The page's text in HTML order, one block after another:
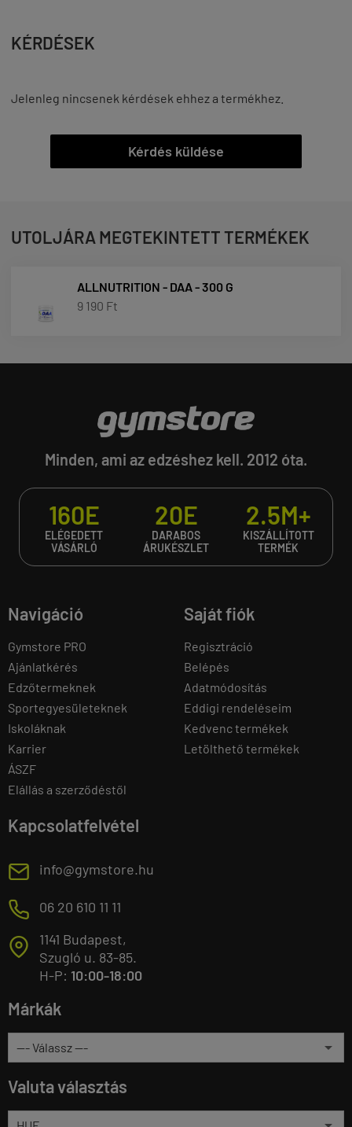
KÉRDÉSEK
Jelenleg nincsenek kérdések ehhez a termékhez.
Kérdés küldése
UTOLJÁRA MEGTEKINTETT TERMÉKEK
ALLNUTRITION - DAA - 300 G
9 190 Ft
Minden, ami az edzéshez kell. 2012 óta.
160E
ELÉGEDETT
VÁSÁRLÓ
20E
DARABOS
ÁRUKÉSZLET
2.5M+
KISZÁLLÍTOTT
TERMÉK
Navigáció
Gymstore PRO
Ajánlatkérés
Edzőtermeknek
Sportegyesületeknek
Iskoláknak
Karrier
ÁSZF
Elállás a szerződéstől
Saját fiók
Regisztráció
Belépés
Adatmódosítás
Eddigi rendeléseim
Kedvenc termékek
Letölthető termékek
Kapcsolatfelvétel
E info@gymstore.hu
M 06 20 610 11 11
T
1141 Budapest,
Szugló u. 83-85.
H-P: 10:00-18:00
Márkák
Valuta választás